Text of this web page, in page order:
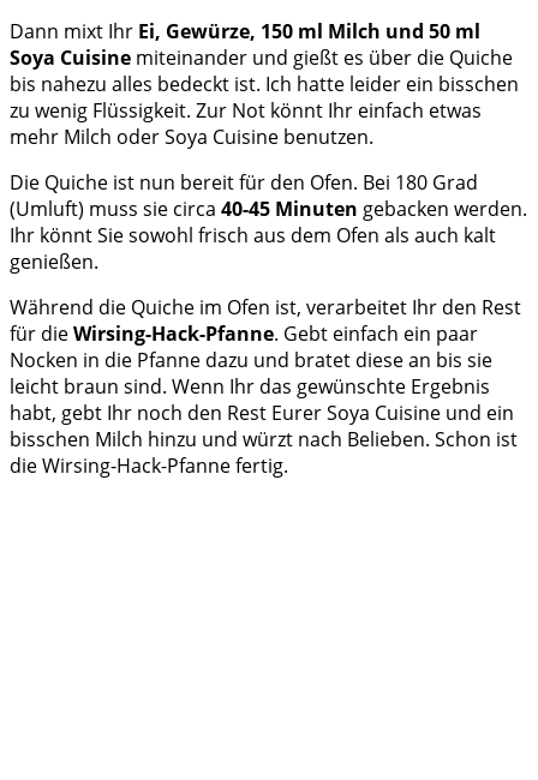
Dann mixt Ihr Ei, Gewürze, 150 ml Milch und 50 ml
Soya Cuisine miteinander und gießt es über die Quiche
bis nahezu alles bedeckt ist. Ich hatte leider ein bisschen
zu wenig Flüssigkeit. Zur Not könnt Ihr einfach etwas
mehr Milch oder Soya Cuisine benutzen.
Die Quiche ist nun bereit für den Ofen. Bei 180 Grad
(Umluft) muss sie circa 40-45 Minuten gebacken werden.
Ihr könnt Sie sowohl frisch aus dem Ofen als auch kalt
genießen.
Während die Quiche im Ofen ist, verarbeitet Ihr den Rest
für dieWirsing-Hack-Pfanne. Gebt einfach ein paar
Nocken in die Pfanne dazu und bratet diese an bis sie
leicht braun sind. Wenn Ihr das gewünschte Ergebnis
habt, gebt Ihr noch den Rest Eurer Soya Cuisine und ein
bisschen Milch hinzu und würzt nach Belieben. Schon ist
die Wirsing-Hack-Pfanne fertig.